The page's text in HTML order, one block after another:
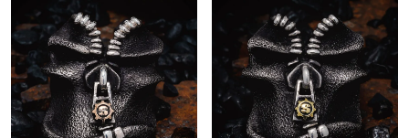
在庫あり
在庫なしを含む